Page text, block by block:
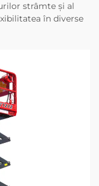
strâmte și al
în diverse